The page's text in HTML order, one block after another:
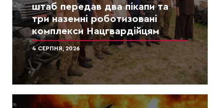
штаб передав два пікапи та
три наземні роботизовані
комплекси Нацгвардійцям
4 СЕРПНЯ, 2026